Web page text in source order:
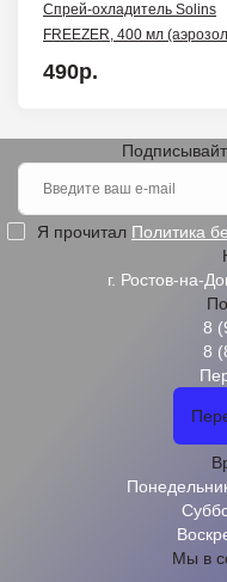
Спрей-охладитель Solins
FREEZER, 400 мл
490р.
Я прочитал Политика
г. Ростов-на-
8
8
Мы в